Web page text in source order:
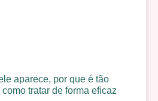
aparece, por que é tão
tratar de forma eficaz